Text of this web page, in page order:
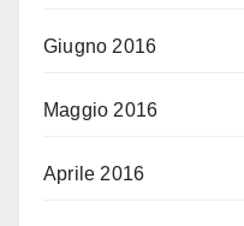
Giugno 2016
Maggio 2016
Aprile 2016